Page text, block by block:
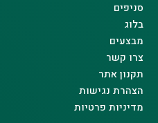
סניפים
בלוג
מבצעים
צרו קשר
תקנון אתר
הצהרת נגישות
מדיניות פרטיות